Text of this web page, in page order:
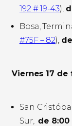
192 # 19-43),
Bosa,
#75F – 82),
Viernes 17 de
San
Sur, de 8:00